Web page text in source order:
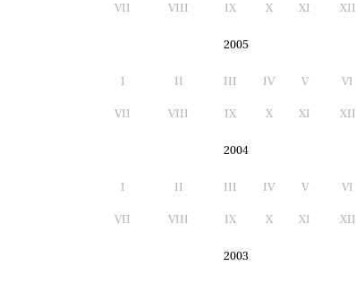
VII VIII IX X XI XII
2005
I II III IV V VI
VII VIII IX X XI XII
2004
I II III IV V VI
VII VIII IX X XI XII
2003